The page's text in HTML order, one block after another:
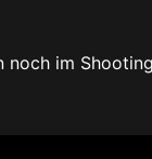
noch im